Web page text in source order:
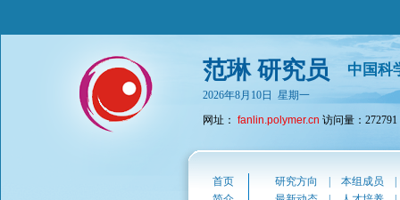
范琳 研究员 中国科
2026年8月10日 星期一
网址： fanlin.polymer.cn 访问量：272791
首页 研究方向 本组成员